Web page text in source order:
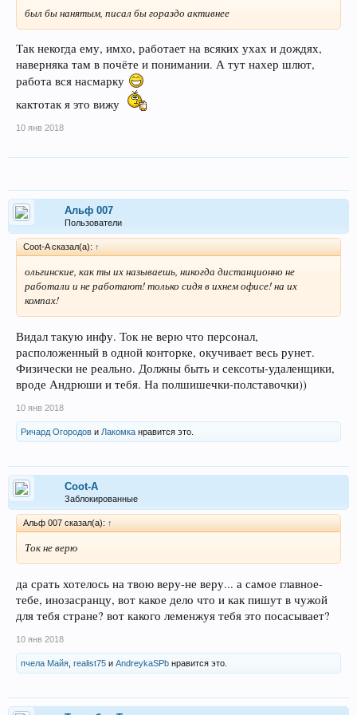
был бы нанятым, писал бы гораздо активнее
Так некогда ему, имхо, работает на всяких ухах и дождях,
наверняка там в почёте и понимании. А тут нахер шлют,
работа вся насмарку
кактотак я это вижу
10 янв 2018
Альф 007
Пользователи
Coot-A сказал(а): ↑
ольгинские, как ты их называешь, никогда дистанционно не
работали и не работают! только сидя в ихнем офисе! на их
компах!
Видал такую инфу. Ток не верю что персонал,
расположенный в одной конторке, окучивает весь рунет.
Физически не реально. Должны быть и сексоты-удаленщики,
вроде Андрюши и тебя. На полшишечки-полставочки))
10 янв 2018
Ричард Огородов и Лакомка нравится это.
Coot-A
Заблокированные
Альф 007 сказал(а): ↑
Ток не верю
да срать хотелось на твою веру-не веру... а самое главное-
тебе, инозасранцу, вот какое дело что и как пишут в чужой
для тебя стране? вот какого леменжуя тебя это посасывает?
10 янв 2018
пчела Майя realist75 и AndreykaSPb нравится это.